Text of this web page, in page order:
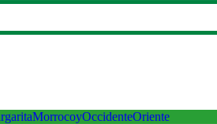
MorrocoyOccidenteOriente